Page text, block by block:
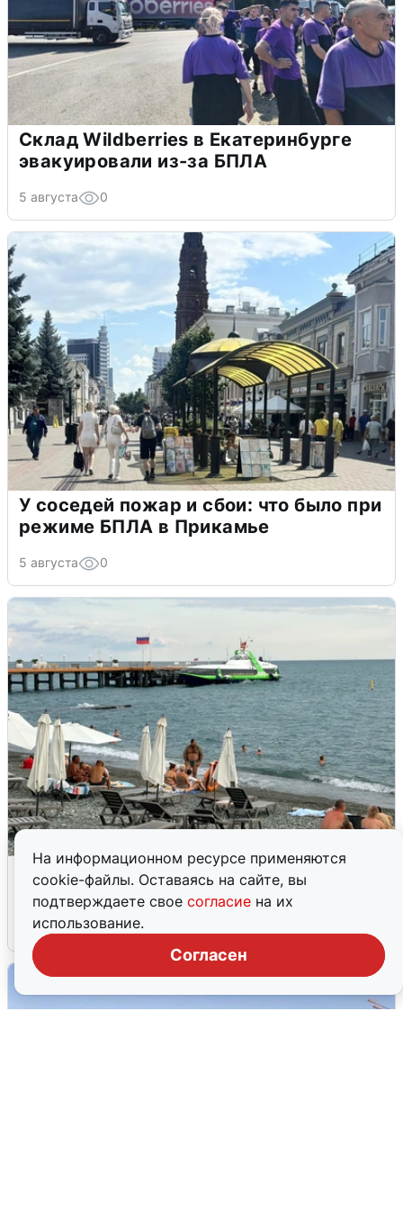
На информационном ресурсе применяются
cookie-файлы. Оставаясь на сайте, вы
подтверждаете свое согласие на их
использование.
Согласен
Склад Wildberries в Екатеринбурге
эвакуировали из-за БПЛА
5 августа 0
У соседей пожар и сбои: что было при
режиме БПЛА в Прикамье
5 августа 0
Жители и туристы Сочи рассказали
об атаке БПЛА 5 августа
5 августа 0